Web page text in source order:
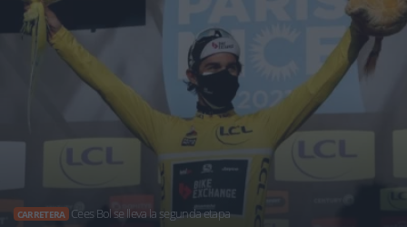
CARRETERA Cees Bol se lleva la segunda etapa